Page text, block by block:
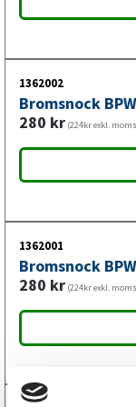
1362002
Bromsnock
280 kr (224kr exkl.
1362001
Bromsnock
280 kr (224kr exkl.